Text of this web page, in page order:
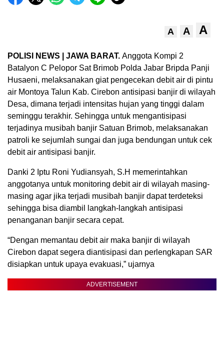
A A A
POLISI NEWS | JAWA BARAT. Anggota Kompi 2
Batalyon C Pelopor Sat Brimob Polda Jabar Bripda Panji
Husaeni, melaksanakan giat pengecekan debit air di pintu
air Montoya Talun Kab. Cirebon antisipasi banjir di wilayah
Desa, dimana terjadi intensitas hujan yang tinggi dalam
seminggu terakhir. Sehingga untuk mengantisipasi
terjadinya musibah banjir Satuan Brimob, melaksanakan
patroli ke sejumlah sungai dan juga bendungan untuk cek
debit air antisipasi banjir.
Danki 2 Iptu Roni Yudiansyah, S.H memerintahkan
anggotanya untuk monitoring debit air di wilayah masing-
masing agar jika terjadi musibah banjir dapat terdeteksi
sehingga bisa diambil langkah-langkah antisipasi
penanganan banjir secara cepat.
“Dengan memantau debit air maka banjir di wilayah
Cirebon dapat segera diantisipasi dan perlengkapan SAR
disiapkan untuk upaya evakuasi,” ujarnya
ADVERTISEMENT